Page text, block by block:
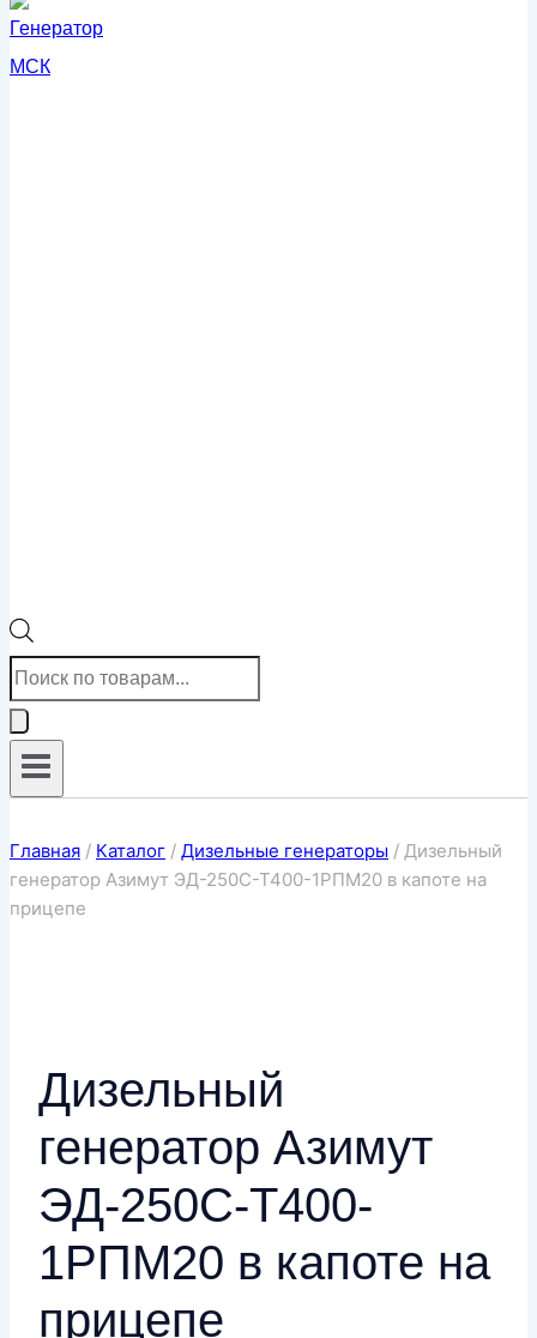
Поиск
товаров
Главная / Каталог / Дизельные генераторы / Дизельный
генератор Азимут ЭД-250С-Т400-1РПМ20 в капоте на
прицепе
Дизельный
генератор Азимут
ЭД-250С-Т400-
1РПМ20 в капоте на
прицепе